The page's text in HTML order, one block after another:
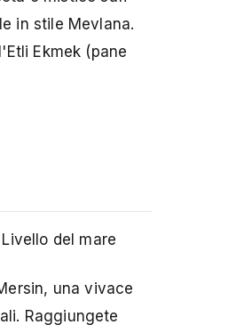
in stile Mevlana.
Ekmek (pane
Livello del mare
una vivace
Raggiungete